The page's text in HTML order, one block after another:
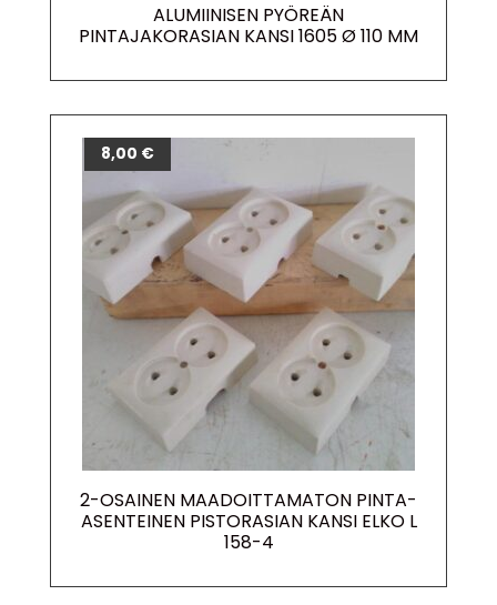
ALUMIINISEN PYÖREÄN
PINTAJAKORASIAN KANSI 1605 Ø 110 MM
2-OSAINEN MAADOITTAMATON PINTA-
ASENTEINEN PISTORASIAN KANSI ELKO L
158-4
8,00 €